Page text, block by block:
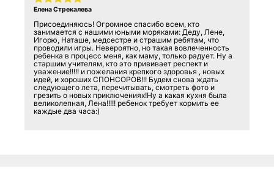
Елена Стрекалева
Присоединяюсь! Огромное спасибо всем, кто
занимается с нашими юными моряками: Деду, Лене,
Игорю, Наташе, медсестре и страшим ребятам, что
проводили игры. Невероятно, но такая вовлеченность
ребенка в процесс меня, как маму, только радует. Ну а
старшим учителям, кто это прививает респект и
уважение!!!!! и пожелания крепкого здоровья , новых
идей, и хороших СПОНСОРОВ!!! Будем снова ждать
следующего лета, перечитывать, смотреть фото и
грезить о новых приключениях!Ну а какая кухня была
великолепная, Лена!!!!! ребенок требует кормить ее
каждые два часа:)